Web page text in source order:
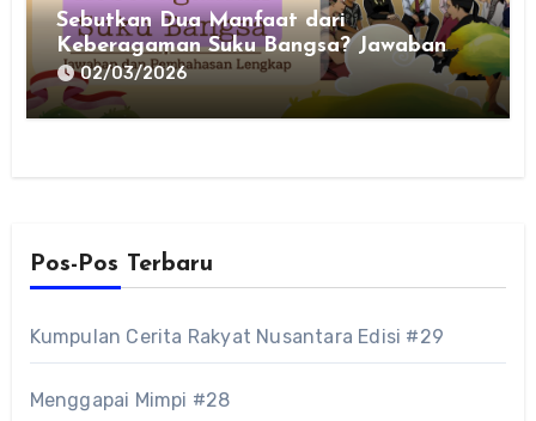
Sebutkan Dua Manfaat dari
Keberagaman Suku Bangsa? Jawaban
dan Pembahasan Lengkap untuk PPKn
Kelas VII
02/03/2026
Pos-Pos Terbaru
Kumpulan Cerita Rakyat Nusantara Edisi #29
Menggapai Mimpi #28